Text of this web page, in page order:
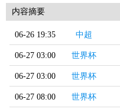
内容摘要
06-26 19:35 中超
06-27 03:00 世界杯
06-27 03:00 世界杯
06-27 08:00 世界杯